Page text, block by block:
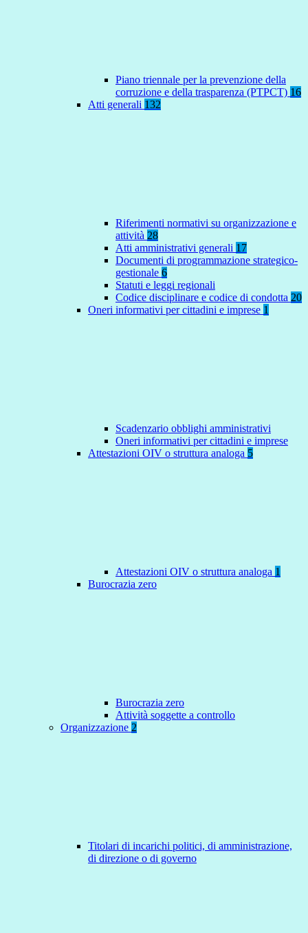
Piano triennale per la prevenzione della
corruzione e della trasparenza (PTPCT) 16
Atti generali 132
Riferimenti normativi su organizzazione e
attività 28
Atti amministrativi generali 17
Documenti di programmazione strategico-
gestionale 6
Statuti e leggi regionali
Codice disciplinare e codice di condotta 20
Oneri informativi per cittadini e imprese 1
Scadenzario obblighi amministrativi
Oneri informativi per cittadini e imprese
Attestazioni OIV o struttura analoga 5
Attestazioni OIV o struttura analoga 1
Burocrazia zero
Burocrazia zero
Attività soggette a controllo
Organizzazione 2
Titolari di incarichi politici, di amministrazione,
di direzione o di governo